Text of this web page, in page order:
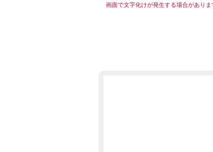
画面で文字化けが発生する場合がありま